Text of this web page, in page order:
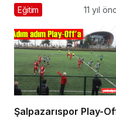
etkiliyor
Eğitim 11 yıl
Şalpazarıspor Play-